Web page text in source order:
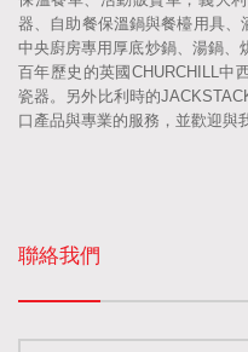
器、自助餐保溫鍋與餐檯用具、
中央廚房專用厚底炒鍋、湯鍋、
百年歷史的英國CHURCHILL中
瓷器。另外比利時的
口產品與專業的服務，並歡迎與
聯絡我們